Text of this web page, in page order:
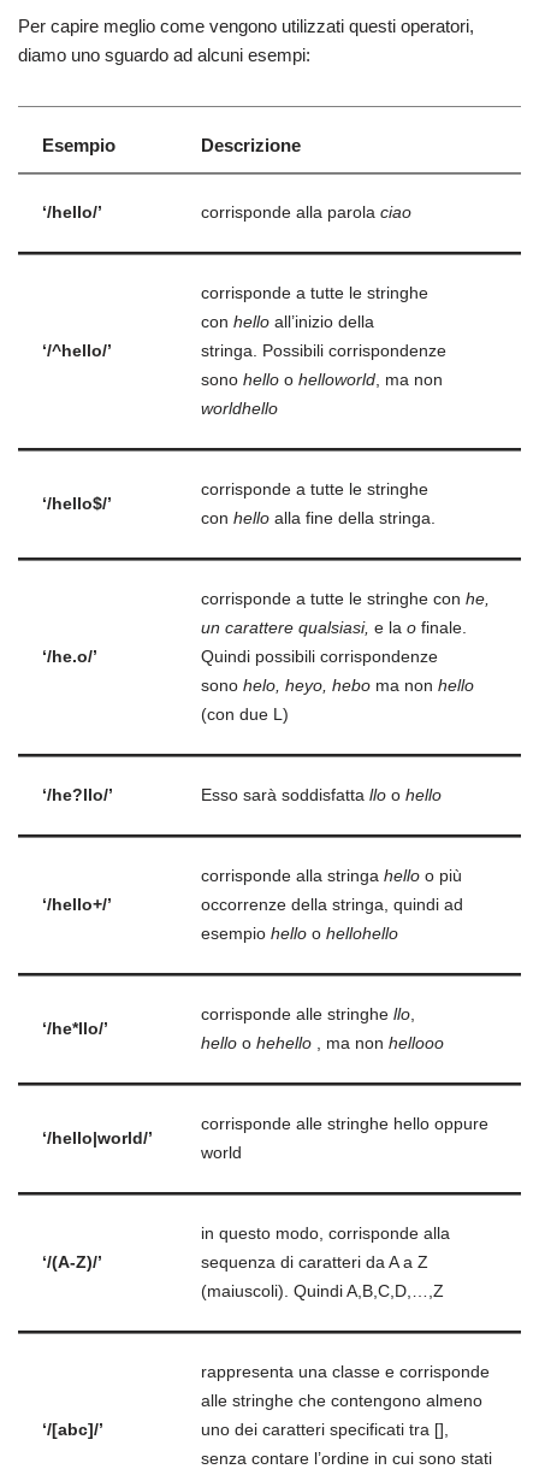
Per capire meglio come vengono utilizzati questi operatori,
diamo uno sguardo ad alcuni esempi:
Esempio Descrizione
‘/hello/’ corrisponde alla parola ciao
‘/^hello/’
corrisponde a tutte le stringhe
con hello all’inizio della
stringa. Possibili corrispondenze
sono hello o helloworld, ma non
worldhello
‘/hello$/’
corrisponde a tutte le stringhe
con hello alla fine della stringa.
‘/he.o/’
corrisponde a tutte le stringhe con he,
un carattere qualsiasi, e la o finale.
Quindi possibili corrispondenze
sono helo, heyo, hebo ma non hello
(con due L)
‘/he?llo/’ Esso sarà soddisfatta llo o hello
‘/ hello+/’
corrisponde alla stringa hello o più
occorrenze della stringa, quindi ad
esempio hello o hellohello
‘/he*llo/’
corrisponde alle stringhe llo,
hello o hehello , ma non hellooo
‘/hello|world/’
corrisponde alle stringhe hello oppure
world
‘/(A-Z)/’
in questo modo, corrisponde alla
sequenza di caratteri da A a Z
(maiuscoli). Quindi A,B,C,D,…,Z
‘/[abc]/’
rappresenta una classe e corrisponde
alle stringhe che contengono almeno
uno dei caratteri specificati tra [],
senza contare l’ordine in cui sono stati